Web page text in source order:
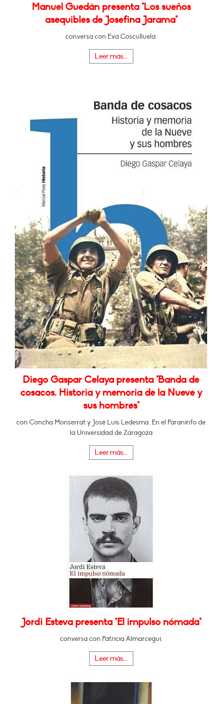
Manuel Guedán presenta "Los sueños
asequibles de Josefina Jarama"
conversa con Eva Cosculluela.
Leer más...
Diego Gaspar Celaya presenta "Banda de
cosacos. Historia y memoria de la Nueve y
sus hombres"
con Concha Monserrat y José Luis Ledesma. En el Paraninfo de
la Universidad de Zaragoza
Leer más...
Jordi Esteva presenta "El impulso nómada"
conversa con Patricia Almarcegui.
Leer más...